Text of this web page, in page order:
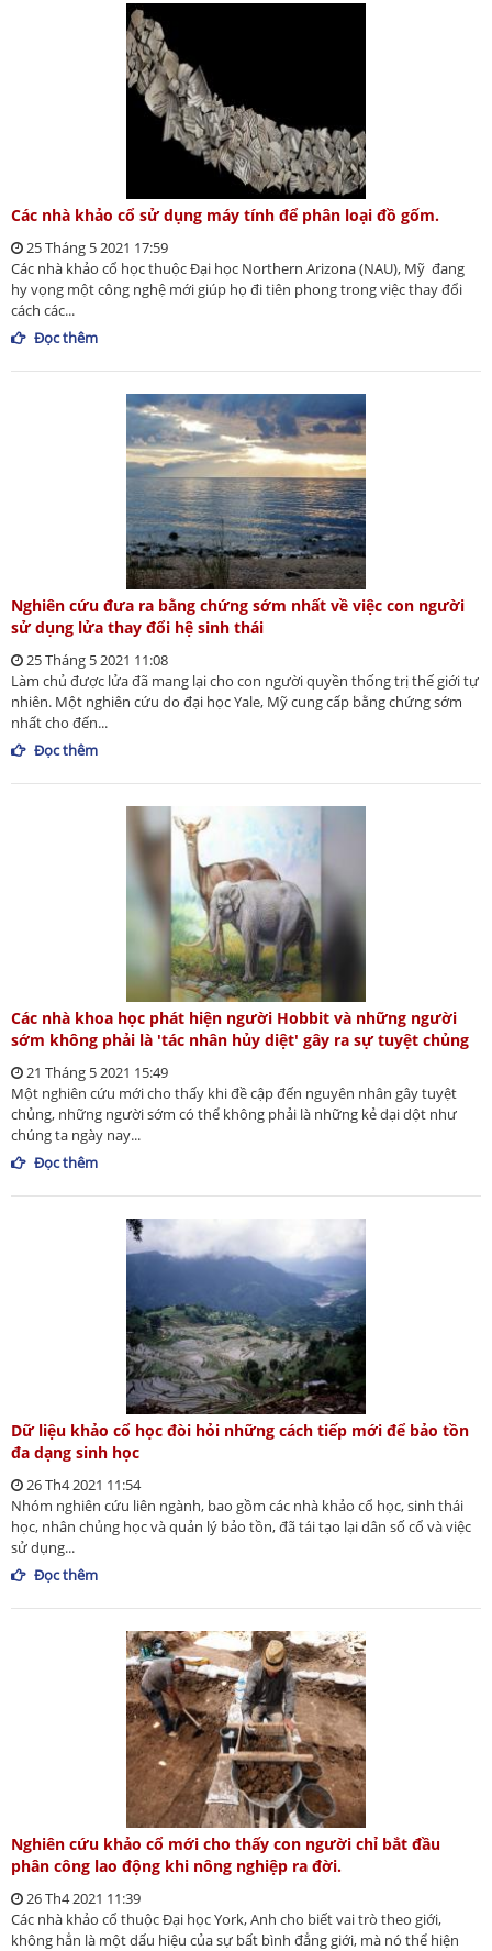
Các nhà khảo cổ sử dụng máy tính để phân loại đồ gốm.
25 Tháng 5 2021 17:59
Các nhà khảo cổ học thuộc Đại học Northern Arizona (NAU), Mỹ đang
hy vọng một công nghệ mới giúp họ đi tiên phong trong việc thay đổi
cách các...
Đọc thêm
Nghiên cứu đưa ra bằng chứng sớm nhất về việc con người
sử dụng lửa thay đổi hệ sinh thái
25 Tháng 5 2021 11:08
Làm chủ được lửa đã mang lại cho con người quyền thống trị thế giới tự
nhiên. Một nghiên cứu do đại học Yale, Mỹ cung cấp bằng chứng sớm
nhất cho đến...
Đọc thêm
Các nhà khoa học phát hiện người Hobbit và những người
sớm không phải là 'tác nhân hủy diệt' gây ra sự tuyệt chủng
21 Tháng 5 2021 15:49
Một nghiên cứu mới cho thấy khi đề cập đến nguyên nhân gây tuyệt
chủng, những người sớm có thể không phải là những kẻ dại dột như
chúng ta ngày nay...
Đọc thêm
Dữ liệu khảo cổ học đòi hỏi những cách tiếp mới để bảo tồn
đa dạng sinh học
26 Th4 2021 11:54
Nhóm nghiên cứu liên ngành, bao gồm các nhà khảo cổ học, sinh thái
học, nhân chủng học và quản lý bảo tồn, đã tái tạo lại dân số cổ và việc
sử dụng...
Đọc thêm
Nghiên cứu khảo cổ mới cho thấy con người chỉ bắt đầu
phân công lao động khi nông nghiệp ra đời.
26 Th4 2021 11:39
Các nhà khảo cổ thuộc Đại học York, Anh cho biết vai trò theo giới,
không hẳn là một dấu hiệu của sự bất bình đẳng giới, mà nó thể hiện